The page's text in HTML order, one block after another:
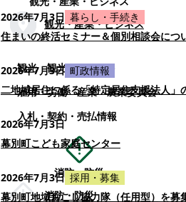
観光・産業・ビジネス
観光
観光・イベント
雇用・労働
産業
農業委員会
入札・契約・売払情報
消防・防災
消防・防災
2026年7月3日 暮らし・手続き
住まいの終活セミナー＆個別相談会につ
2026年7月3日 町政情報
二地域居住に係る「特定居住支援法人」
2026年7月3日
幕別町こども家庭センター
2026年7月3日 採用・募集
幕別町地域おこし協力隊（任用型）を募